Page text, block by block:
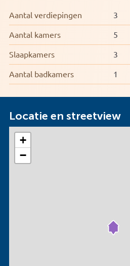
Aantal verdiepingen 3
Aantal kamers 5
Slaapkamers 3
Aantal badkamers 1
Locatie en streetview
+
−